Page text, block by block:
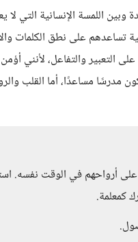
اللمسة الإنسانية التي لا
تساعدهم على نطق الكلمات
التعبير والتفاعل، لأنني
مدرسًا مساعدًا، أما القلب
على أرواحهم في الوقت نفسه.
كمعلمة.